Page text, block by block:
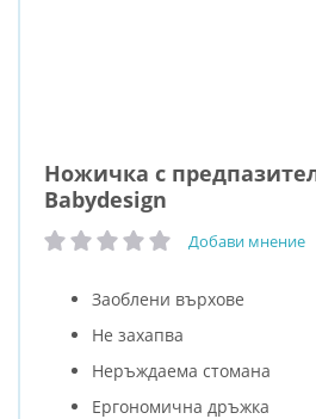
Ножичка с
Babydesign
рейтинг: Добави мнение
Заоблени върхове
Не захапва
Неръждаема стомана
Ергономична дръжка